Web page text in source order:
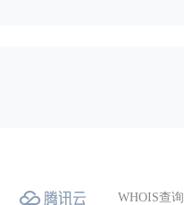
WHOIS查询